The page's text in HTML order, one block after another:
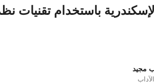
باستخدام تقنيات
مجيد